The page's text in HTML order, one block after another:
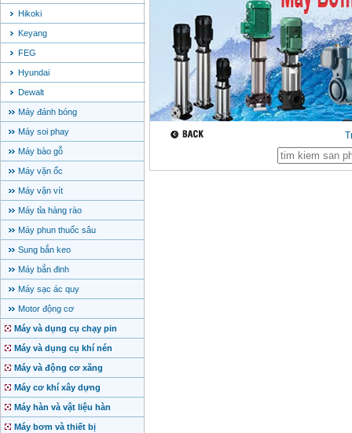
Hikoki
Keyang
FEG
Hyundai
Dewalt
Máy đánh bóng
Máy soi phay
Máy bào gỗ
Máy vặn ốc
Máy vặn vít
Máy tỉa hàng rào
Máy phun thuốc sâu
Sung bắn keo
Máy bắn đinh
Máy sạc ác quy
Motor động cơ
Máy và dụng cụ chạy pin
Máy và dụng cụ khí nén
Máy và động cơ xăng
Máy cơ khí xây dựng
Máy hàn và vật liệu hàn
Máy bơm và thiết bị